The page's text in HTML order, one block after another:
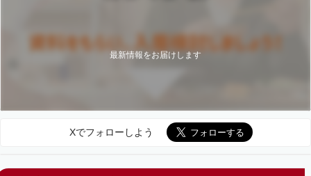
最新情報をお届けします
Xでフォローしよう